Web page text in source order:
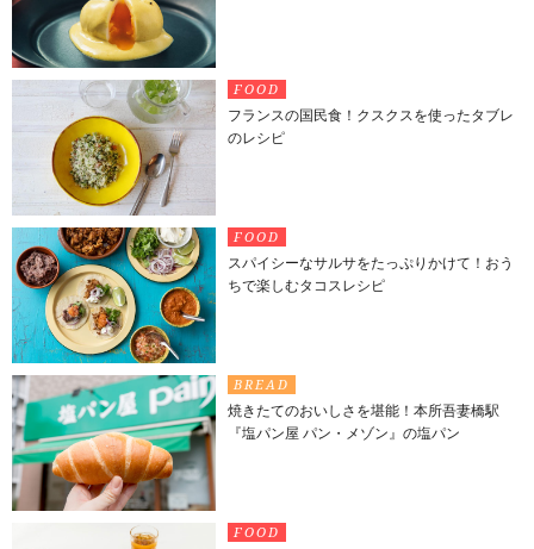
FOOD
フランスの国民食！クスクスを使ったタブレ
のレシピ
FOOD
スパイシーなサルサをたっぷりかけて！おう
ちで楽しむタコスレシピ
BREAD
焼きたてのおいしさを堪能！本所吾妻橋駅
『塩パン屋 パン・メゾン』の塩パン
FOOD